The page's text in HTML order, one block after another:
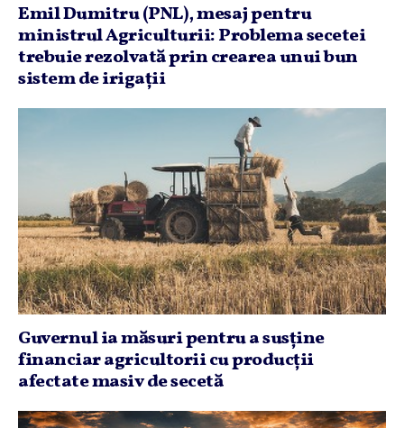
Emil Dumitru (PNL), mesaj pentru
ministrul Agriculturii: Problema secetei
trebuie rezolvată prin crearea unui bun
sistem de irigaţii
Guvernul ia măsuri pentru a susţine
financiar agricultorii cu producţii
afectate masiv de secetă